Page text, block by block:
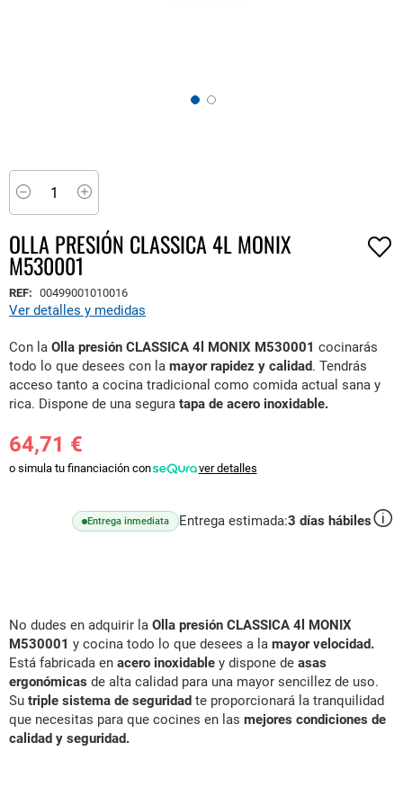
al
comienzo
de
galería
de
OLLA PRESIÓN CLASSICA 4L MONIX
M530001
Ver detalles y medidas
REF: 00499001010016
Con la Olla presión CLASSICA 4l MONIX M530001 cocinarás
todo lo que desees con la mayor rapidez y calidad. Tendrás
acceso tanto a cocina tradicional como comida actual sana y
rica. Dispone de una segura tapa de acero inoxidable.
64,71 €
o simula tu financiación con ver detalles
Minus
Entrega inmediata Entrega estimada:3 días hábiles
No dudes en adquirir la Olla presión CLASSICA 4l MONIX
M530001 y cocina todo lo que desees a la mayor velocidad.
Está fabricada en acero inoxidable y dispone de asas
ergonómicas de alta calidad para una mayor sencillez de uso.
Su triple sistema de seguridad te proporcionará la tranquilidad
que necesitas para que cocines en las mejores condiciones de
calidad y seguridad.